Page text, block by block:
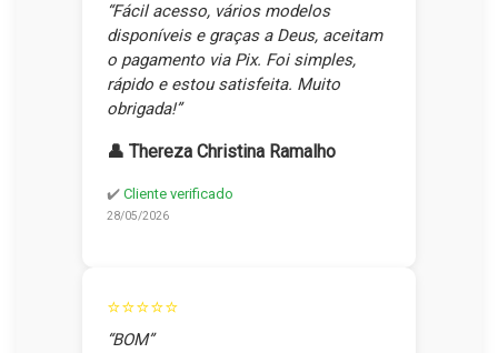
“Fácil acesso, vários modelos
disponíveis e graças a Deus, aceitam
o pagamento via Pix. Foi simples,
rápido e estou satisfeita. Muito
obrigada!”
👤 Thereza Christina Ramalho
✔️ Cliente verificado
28/05/2026
⭐⭐⭐⭐⭐
“BOM”